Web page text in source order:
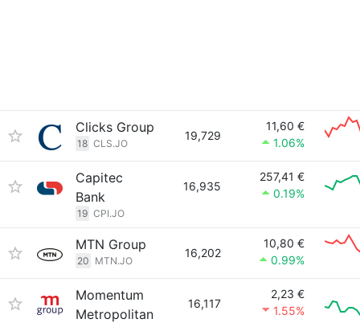
Clicks Group
18 CLS.JO
19,729
11,60 €
1.06%
Capitec
Bank
19 CPI.JO
16,935
257,41 €
0.19%
MTN Group
20 MTN.JO
16,202
10,80 €
0.99%
Momentum
Metropolitan
16,117
2,23 €
1.55%